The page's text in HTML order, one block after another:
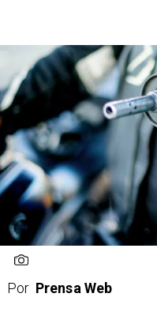
Por Prensa Web